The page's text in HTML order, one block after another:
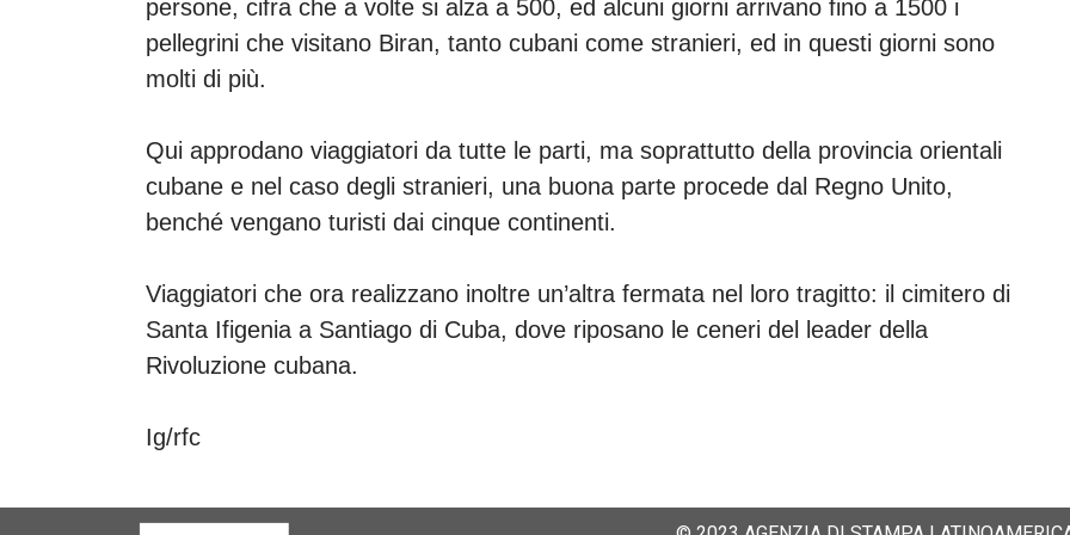
persone, cifra che a volte si alza a 500, ed alcuni giorni arrivano fino a 1500 i
pellegrini che visitano Biran, tanto cubani come stranieri, ed in questi giorni sono
molti di più.
Qui approdano viaggiatori da tutte le parti, ma soprattutto della provincia orientali
cubane e nel caso degli stranieri, una buona parte procede dal Regno Unito,
benché vengano turisti dai cinque continenti.
Viaggiatori che ora realizzano inoltre un’altra fermata nel loro tragitto: il cimitero di
Santa Ifigenia a Santiago di Cuba, dove riposano le ceneri del leader della
Rivoluzione cubana.
Ig/rfc